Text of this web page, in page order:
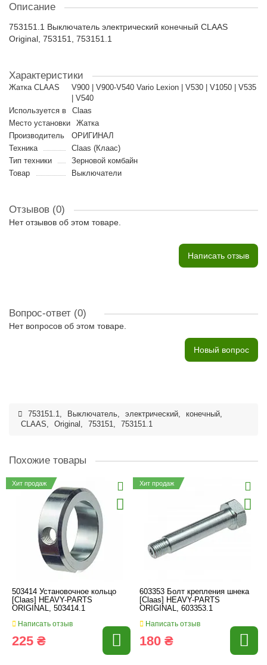
Описание
753151.1 Выключатель электрический конечный CLAAS
Original, 753151, 753151.1
Характеристики
Жатка CLAAS
V900 | V900-V540 Vario Lexion | V530 | V1050 | V535
| V540
Используется в
Claas
Место установки
Жатка
Производитель
ОРИГИНАЛ
Техника
Claas (Клаас)
Тип техники
Зерновой комбайн
Товар
Выключатели
Отзывов (0)
Нет отзывов об этом товаре.
Написать отзыв
Вопрос-ответ (0)
Нет вопросов об этом товаре.
Новый вопрос
753151.1, Выключатель, электрический, конечный,
CLAAS, Original , 753151, 753151.1
Похожие товары
Хит продаж
503414 Установочное кольцо
[Claas] HEAVY-PARTS
ORIGINAL, 503414.1
Написать отзыв
225 ₴
Хит продаж
603353 Болт крепления шнека
[Claas] HEAVY-PARTS
ORIGINAL, 603353.1
Написать отзыв
180 ₴